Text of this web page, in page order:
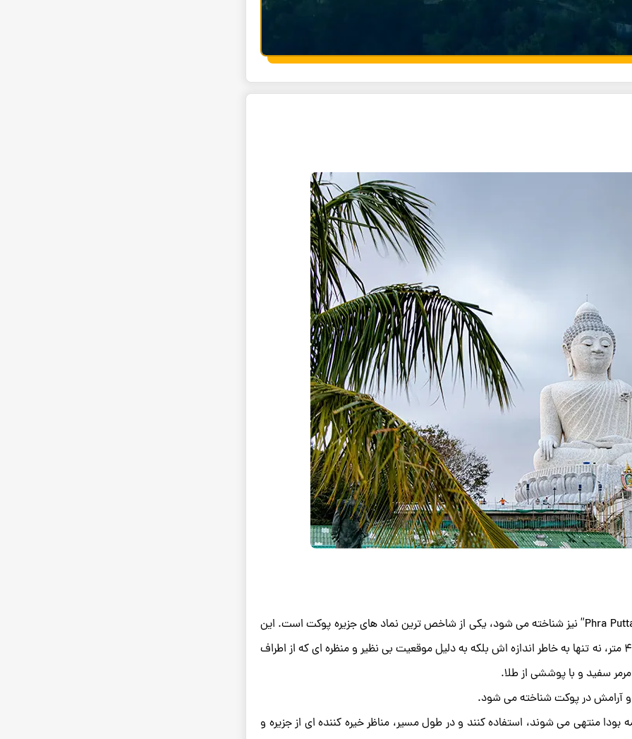
کنید.
مجسمه بزرگ بودا، که به نام “Phra Puttamingmongkol Akenakkiri Buddha” نیز شناخته می ‌شود، یکی از شاخص ‌ترین نماد های جزیره پوکت است. این
مجسمه عظیم، که بر فراز تپه ‌های ناکِرد قرار دارد، با ارتفاعی بیش از ۴۵ متر، نه تنها به خاطر اندازه ‌اش بلکه به دلیل موقعیت بی ‌نظیر و منظره ‌ای که از اطراف
سفید و با پوششی از طلا.
و آرامش در پوکت شناخته می‌ شود.
منتهی می ‌شوند، استفاده کنند و در طول مسیر، مناظر خیره‌ کننده ‌ای از جزیره و